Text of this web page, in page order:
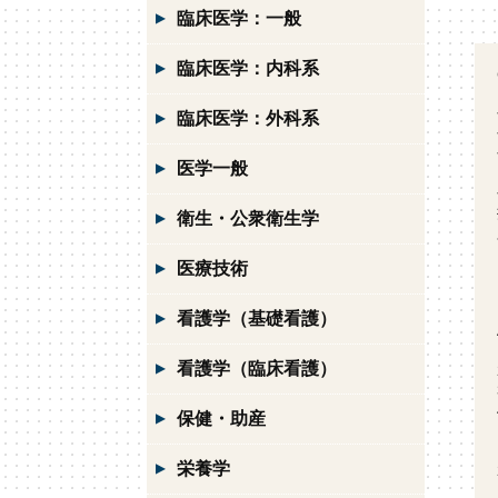
臨床医学：一般
臨床医学：内科系
臨床医学：外科系
医学一般
衛生・公衆衛生学
医療技術
看護学（基礎看護）
看護学（臨床看護）
保健・助産
栄養学